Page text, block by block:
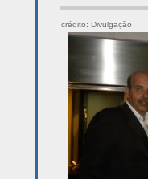
crédito: Divulgação